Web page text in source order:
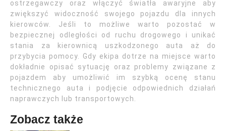
ostrzegawczy oraz włączyć światła awaryjne aby
zwiększyć widoczność swojego pojazdu dla innych
kierowców. Jeśli to możliwe warto pozostać w
bezpiecznej odległości od ruchu drogowego i unikać
stania za kierownicą uszkodzonego auta aż do
przybycia pomocy. Gdy ekipa dotrze na miejsce warto
dokładnie opisać sytuację oraz problemy związane z
pojazdem aby umożliwić im szybką ocenę stanu
technicznego auta i podjęcie odpowiednich działań
naprawczych lub transportowych.
Zobacz także